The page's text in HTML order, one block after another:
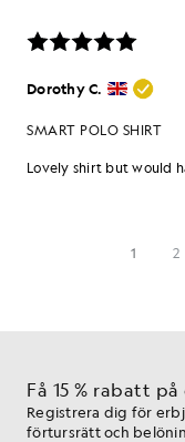
Få 15 % rabatt
Registrera dig för
förtursrätt och